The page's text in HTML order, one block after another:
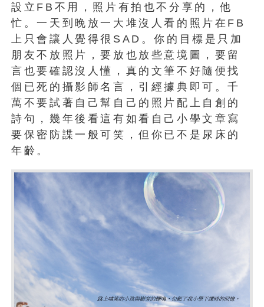
設立FB不用，照片有拍也不分享的，他
忙。一天到晚放一大堆沒人看的照片在FB
上只會讓人覺得很SAD。你的目標是只加
朋友不放照片，要放也放些意境圖，要留
言也要確認沒人懂，真的文筆不好隨便找
個已死的攝影師名言，引經據典即可。千
萬不要試著自己幫自己的照片配上自創的
詩句，幾年後看這有如看自己小學文章寫
要保密防諜一般可笑，但你已不是尿床的
年齡。